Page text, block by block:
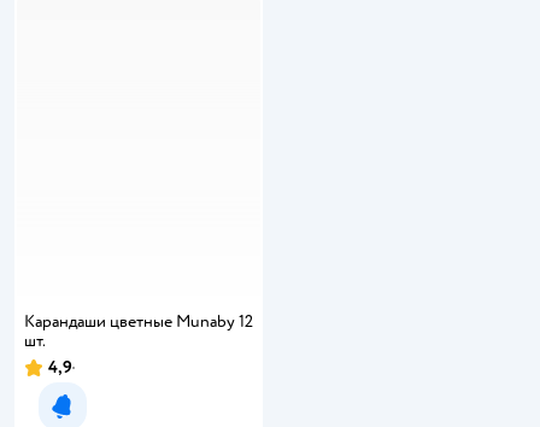
Карандаши цветные Munaby 12
шт.
4,9
Уведомить о появлении